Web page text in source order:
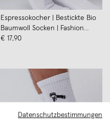
Espressokocher | Bestickte Bio
Baumwoll Socken | Fashion
Drinks
€ 17,90
Datenschutzbestimmungen